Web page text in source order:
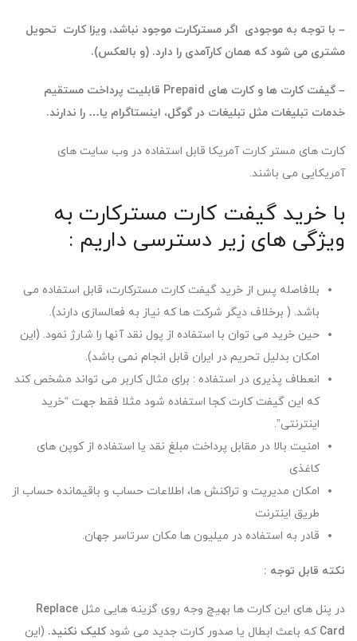
– با توجه به موجودی اگر مسترکارت موجود نباشد، ویزا کارت تحویل
مشتری می شود که همان کارآمدی را دارد. (و بالعکس).
– گیفت کارت ها و کارت های Prepaid قابلیت پرداخت مستقیم
خدمات تبلیغات مثل تبلیغات در گوگل، اینستاگرام یا… را ندارند.
کارت های مستر کارت آمریکا قابل استفاده در وب سایت های
آمریکایی می باشند.
با خرید گیفت کارت مسترکارت به
ویژگی های زیر دسترسی داریم :
بلافاصله پس از خرید گیفت کارت مسترکارت، قابل استفاده می
باشد. ( برخلاف دیگر شرکت ها که نیاز به فعالسازی دارند).
حین خرید می توان با استفاده از پول نقد آنها را شارژ نمود. (این
امکان بدلیل تحریم در ایران قابل انجام نمی باشد).
انعطاف پذیری در استفاده : برای مثال کاربر می تواند مشخص کند
که این گیفت کارت کجا استفاده شود مثلا فقط جهت “خرید
اینترنتی”.
امنیت بالا در مقابل پرداخت مبلغ نقد یا استفاده از کوپن های
کاغذی
امکان مدیریت و تراکنش ها، اطلاعات حساب و باقیمانده حساب از
طریق اینترنت
قادر به استفاده در میلیون ها مکان سرتاسر جهان.
نکته قابل توجه :
در پنل های این کارت ها بهیچ وجه روی گزینه هایی مثل Replace
Card که باعث ابطال یا صدور کارت جدید می شودکلیک نکنید. (این